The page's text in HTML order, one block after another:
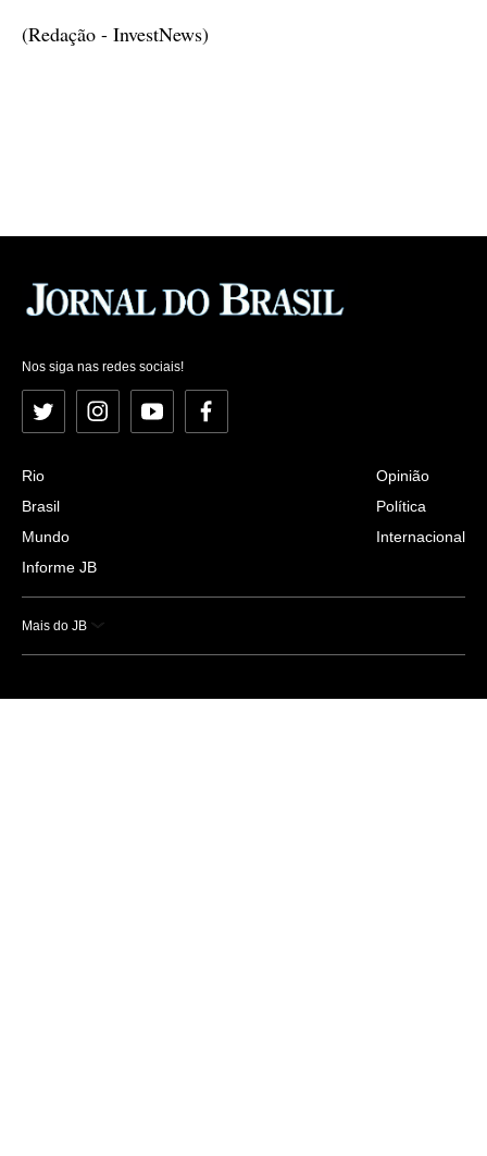
(Redação - InvestNews)
Nos siga nas redes sociais!
Twitter InstagramYouTubeFacebook
Rio
Brasil
Mundo
Informe JB
Opinião
Política
Internacional
Mais do JB
Esportes